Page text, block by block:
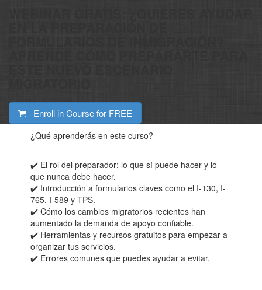
Enroll in Course for FREE
¿Qué aprenderás en este curso?
✔️ El rol del preparador: lo que sí puede hacer y lo
que nunca debe hacer.
✔️ Introducción a formularios claves como el I-130, I-
765, I-589 y TPS.
✔️ Cómo los cambios migratorios recientes han
aumentado la demanda de apoyo confiable.
✔️ Herramientas y recursos gratuitos para empezar a
organizar tus servicios.
✔️ Errores comunes que puedes ayudar a evitar.